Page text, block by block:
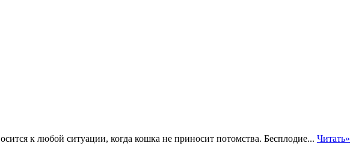
к любой ситуации, когда кошка не приносит потомства. Бесплодие... Читать»